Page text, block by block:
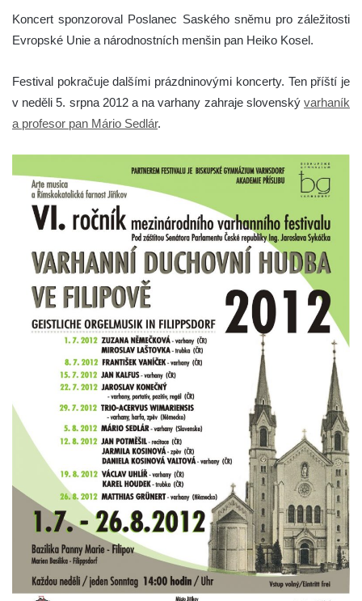
Koncert sponzoroval Poslanec Saského sněmu pro záležitosti
Evropské Unie a národnostních menšin pan Heiko Kosel.
Festival pokračuje dalšími prázdninovými koncerty. Ten příští je
v neděli 5. srpna 2012 a na varhany zahraje slovenský varhaník
a profesor pan Mário Sedlár.